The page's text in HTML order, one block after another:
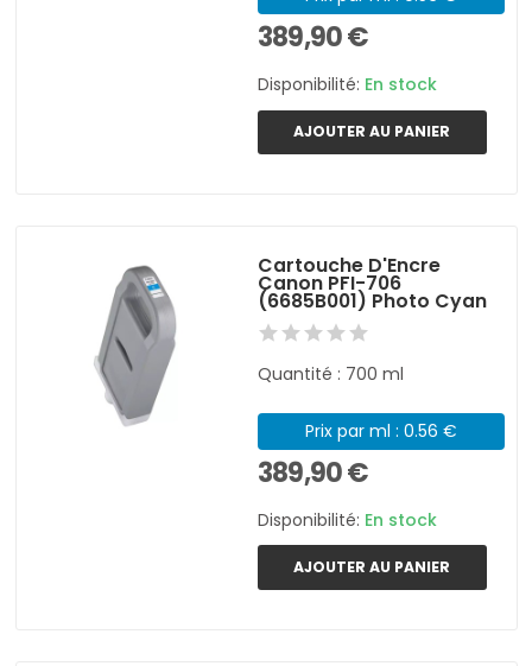
389,90 €
Disponibilité: En stock
AJOUTER AU PANIER
Cartouche D'Encre
Canon PFI-706
(6685B001) Photo Cyan
Quantité : 700 ml
Prix par ml : 0.56 €
389,90 €
Disponibilité: En stock
AJOUTER AU PANIER